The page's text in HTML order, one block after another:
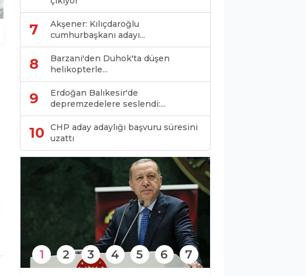
7
Akşener: Kılıçdaroğlu
cumhurbaşkanı adayı...
8
Barzani'den Duhok'ta düşen
helikopterle...
9
Erdoğan Balıkesir'de
depremzedelere seslendi:...
10
CHP aday adaylığı başvuru süresini
uzattı
1 2 3 4 5 6 7